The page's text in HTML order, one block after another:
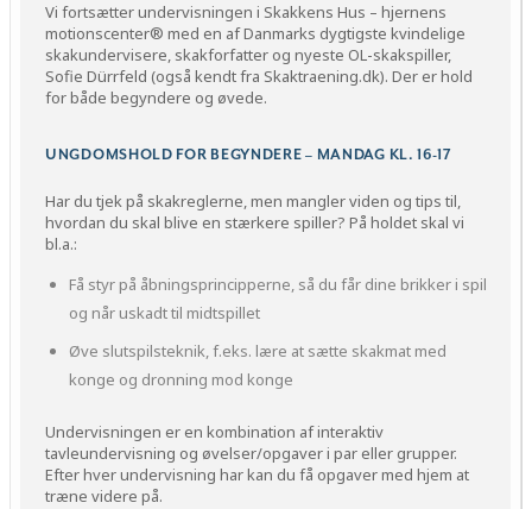
Vi fortsætter undervisningen i Skakkens Hus – hjernens
motionscenter® med en af Danmarks dygtigste kvindelige
skakundervisere, skakforfatter og nyeste OL-skakspiller,
Sofie Dürrfeld (også kendt fra Skaktraening.dk). Der er hold
for både begyndere og øvede.
UNGDOMSHOLD FOR BEGYNDERE – MANDAG KL. 16-17
Har du tjek på skakreglerne, men mangler viden og tips til,
hvordan du skal blive en stærkere spiller? På holdet skal vi
bl.a.:
Få styr på åbningsprincipperne, så du får dine brikker i spil
og når uskadt til midtspillet
Øve slutspilsteknik, f.eks. lære at sætte skakmat med
konge og dronning mod konge
Undervisningen er en kombination af interaktiv
tavleundervisning og øvelser/opgaver i par eller grupper.
Efter hver undervisning har kan du få opgaver med hjem at
træne videre på.